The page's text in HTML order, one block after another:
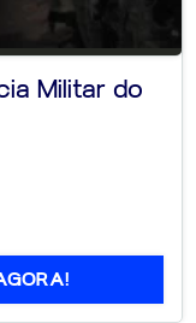
Militar do